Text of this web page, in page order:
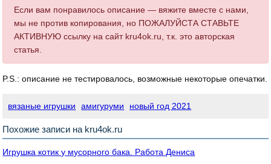
Если вам понравилось описание — вяжите вместе с нами,
мы не против копирования, но ПОЖАЛУЙСТА СТАВЬТЕ
АКТИВНУЮ ссылку на сайт kru4ok.ru, т.к. это авторская
статья.
P.S.: описание не тестировалось, возможные некоторые опечатки.
вязаные игрушки амигуруми новый год 2021
Похожие записи на kru4ok.ru
Игрушка котик у мусорного бака. Работа Дениса